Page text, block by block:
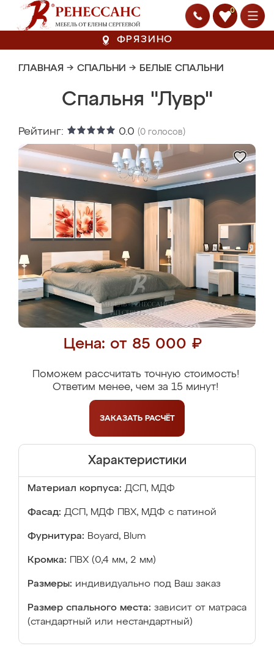
0
ФРЯЗИНО
ГЛАВНАЯ → СПАЛЬНИ → БЕЛЫЕ СПАЛЬНИ
Спальня "Лувр"
Рейтинг: 0.0 (0 голосов)
Цена: от 85 000 ₽
Поможем рассчитать точную стоимость!
Ответим менее, чем за 15 минут!
ЗАКАЗАТЬ РАСЧЁТ
Характеристики
Материал корпуса: ДСП, МДФ
Фасад: ДСП, МДФ ПВХ, МДФ с патиной
Фурнитура: Boyard, Blum
Кромка: ПВХ (0,4 мм, 2 мм)
Размеры: индивидуально под Ваш заказ
Размер спального места: зависит от матраса
(стандартный или нестандартный)